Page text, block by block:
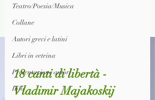
Teatro/Poesia/Musica
Collane
Autori greci e latini
Libri in vetrina
Presentazione autori
Info
18 canti di libertà -
Vladimir Majakoskij